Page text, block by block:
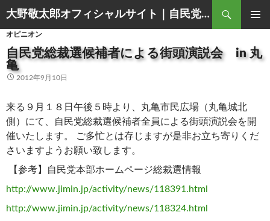
大野敬太郎オフィシャルサイト｜自民党香川３区衆議院議員
Search
TO
CONTENT
オピニオン
自民党総裁選候補者による街頭演説会 in 丸
亀
2012年9月10日
来る９月１８日午後５時より、丸亀市民広場（丸亀城北
側）にて、自民党総裁選候補者全員による街頭演説会を開
催いたします。 ご多忙とは存じますが是非お立ち寄りくだ
さいますようお願い致します。
【参考】自民党本部ホームページ総裁選情報
http://www.jimin.jp/activity/news/118391.html
http://www.jimin.jp/activity/news/118324.html